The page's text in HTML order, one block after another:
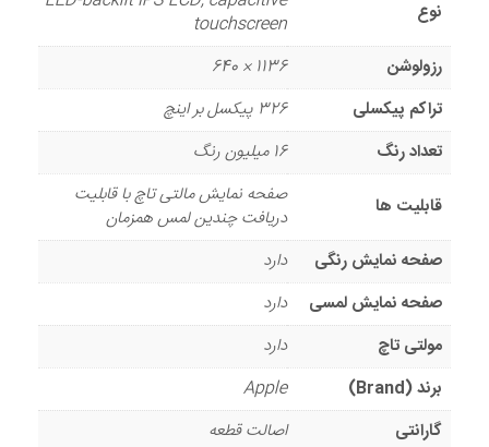
نوع
touchscreen
رزولوشن
1136 × 640
تراکم پیکسلی
326 پیکسل بر اینچ
تعداد رنگ
16 میلیون رنگ
قابلیت ها
صفحه نمایش مالتی تاچ با قابلیت
دریافت چندین لمس همزمان
صفحه نمایش رنگی
دارد
صفحه نمایش لمسی
دارد
مولتی تاچ
دارد
برند (Brand)
Apple
گارانتی
اصالت قطعه